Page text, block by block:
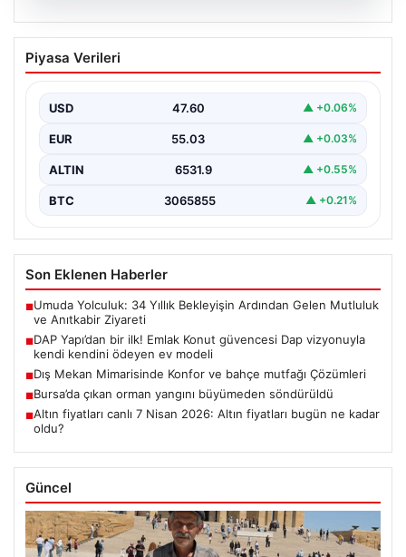
DAP Yapı’dan bir ilk! Emlak Konut
güvencesi Dap vizyonuyla kendi
Piyasa Verileri
USD 47.60 ▲ +0.06%
EUR 55.03 ▲ +0.03%
ALTIN 6531.9 ▲ +0.55%
BTC 3065855 ▲ +0.21%
Son Eklenen Haberler
■Umuda Yolculuk: 34 Yıllık Bekleyişin Ardından Gelen Mutluluk
ve Anıtkabir Ziyareti
■DAP Yapı’dan bir ilk! Emlak Konut güvencesi Dap vizyonuyla
kendi kendini ödeyen ev modeli
■Dış Mekan Mimarisinde Konfor ve bahçe mutfağı Çözümleri
■Bursa’da çıkan orman yangını büyümeden söndürüldü
■Altın fiyatları canlı 7 Nisan 2026: Altın fiyatları bugün ne kadar
oldu?
Güncel